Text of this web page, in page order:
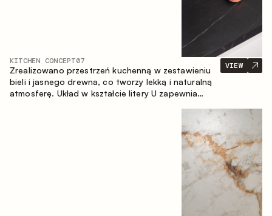
KITCHEN CONCEPT07
Zrealizowano przestrzeń kuchenną w zestawieniu
bieli i jasnego drewna, co tworzy lekką i naturalną
atmosferę. Układ w kształcie litery U zapewnia
użytkową, tworząc miejsce na szybkie śniadania i
VIEW